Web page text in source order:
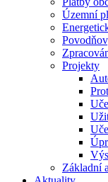
Územní
Projekty
Základní